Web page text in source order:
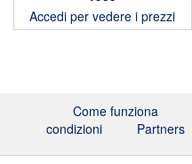
Accedi per vedere i prezzi
Come funziona
condizioni
Partners